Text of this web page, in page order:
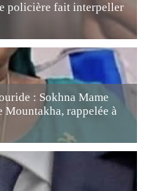
policière fait interpeller
: Sokhna Mame
rappelée à